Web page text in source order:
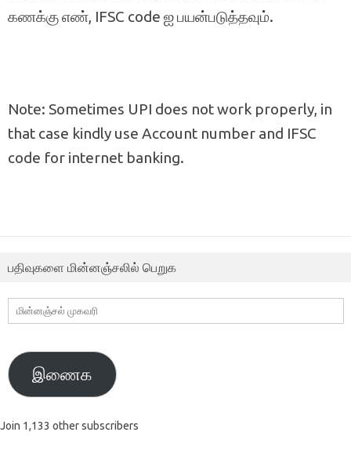
கணக்கு எண், IFSC code ஐ பயன்படுத்தவும்.
Note: Sometimes UPI does not work properly, in
that case kindly use Account number and IFSC
code for internet banking.
பதிவுகளை மின்னஞ்சலில் பெறுக
மின்னஞ்சல்
முகவரி
இணைக
Join 1,133 other subscribers